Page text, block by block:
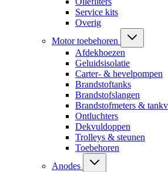
Service kits
Overig
Motor toebehoren
Afdekhoezen
Geluidsisolatie
Carter- & hevelpompen
Brandstoftanks
Brandstofslangen
Brandstofmeters &
Ontluchters
Dekvuldoppen
Trolleys & steunen
Toebehoren
Anodes